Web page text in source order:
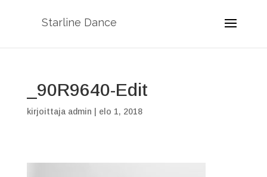
Starline Dance
_90R9640-Edit
kirjoittaja admin elo 1, 2018